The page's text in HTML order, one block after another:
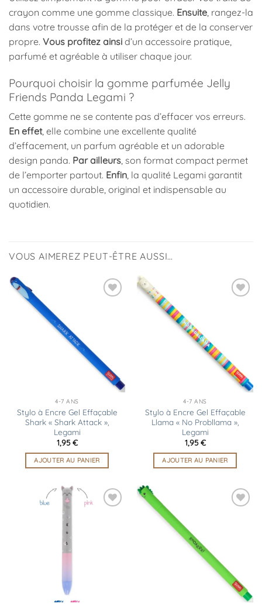
crayon comme une gomme classique. Ensuite, rangez-la
dans votre trousse afin de la protéger et de la conserver
propre. Vous profitez ainsi d’un accessoire pratique,
parfumé et agréable à utiliser chaque jour.
Pourquoi choisir la gomme parfumée Jelly
Friends Panda Legami ?
Cette gomme ne se contente pas d’effacer vos erreurs.
En effet, elle combine une excellente qualité
d’effacement, un parfum agréable et un adorable
design panda. Par ailleurs, son format compact permet
de l’emporter partout. Enfin, la qualité Legami garantit
un accessoire durable, original et indispensable au
quotidien.
VOUS AIMEREZ PEUT-ÊTRE AUSSI…
4-7 ANS
Stylo à Encre Gel Effaçable
Shark « Shark Attack »,
Legami
1,95€
AJOUTER AU PANIER
4-7 ANS
Stylo à Encre Gel Effaçable
Llama « No Probllama »,
Legami
1,95€
AJOUTER AU PANIER